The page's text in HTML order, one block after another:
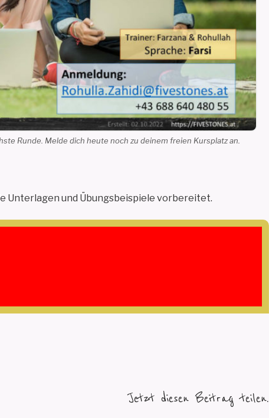
Runde. Melde dich heute noch zu deinem freien Kursplatz an.
Unterlagen und Übungsbeispiele vorbereitet.
Jetzt diesen Beitrag teilen.